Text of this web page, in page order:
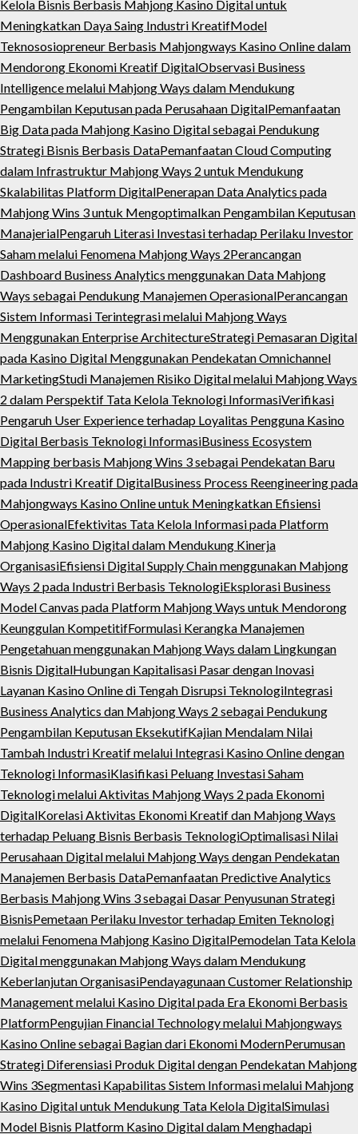
Kelola Bisnis Berbasis Mahjong Kasino Digital untuk
Meningkatkan Daya Saing Industri KreatifModel
Teknososiopreneur Berbasis Mahjongways Kasino Online dalam
Mendorong Ekonomi Kreatif DigitalObservasi Business
Intelligence melalui Mahjong Ways dalam Mendukung
Pengambilan Keputusan pada Perusahaan DigitalPemanfaatan
Big Data pada Mahjong Kasino Digital sebagai Pendukung
Strategi Bisnis Berbasis DataPemanfaatan Cloud Computing
dalam Infrastruktur Mahjong Ways 2 untuk Mendukung
Skalabilitas Platform DigitalPenerapan Data Analytics pada
Mahjong Wins 3 untuk Mengoptimalkan Pengambilan Keputusan
ManajerialPengaruh Literasi Investasi terhadap Perilaku Investor
Saham melalui Fenomena Mahjong Ways 2Perancangan
Dashboard Business Analytics menggunakan Data Mahjong
Ways sebagai Pendukung Manajemen OperasionalPerancangan
Sistem Informasi Terintegrasi melalui Mahjong Ways
Menggunakan Enterprise ArchitectureStrategi Pemasaran Digital
pada Kasino Digital Menggunakan Pendekatan Omnichannel
MarketingStudi Manajemen Risiko Digital melalui Mahjong Ways
2 dalam Perspektif Tata Kelola Teknologi InformasiVerifikasi
Pengaruh User Experience terhadap Loyalitas Pengguna Kasino
Digital Berbasis Teknologi InformasiBusiness Ecosystem
Mapping berbasis Mahjong Wins 3 sebagai Pendekatan Baru
pada Industri Kreatif DigitalBusiness Process Reengineering pada
Mahjongways Kasino Online untuk Meningkatkan Efisiensi
OperasionalEfektivitas Tata Kelola Informasi pada Platform
Mahjong Kasino Digital dalam Mendukung Kinerja
OrganisasiEfisiensi Digital Supply Chain menggunakan Mahjong
Ways 2 pada Industri Berbasis TeknologiEksplorasi Business
Model Canvas pada Platform Mahjong Ways untuk Mendorong
Keunggulan KompetitifFormulasi Kerangka Manajemen
Pengetahuan menggunakan Mahjong Ways dalam Lingkungan
Bisnis DigitalHubungan Kapitalisasi Pasar dengan Inovasi
Layanan Kasino Online di Tengah Disrupsi TeknologiIntegrasi
Business Analytics dan Mahjong Ways 2 sebagai Pendukung
Pengambilan Keputusan EksekutifKajian Mendalam Nilai
Tambah Industri Kreatif melalui Integrasi Kasino Online dengan
Teknologi InformasiKlasifikasi Peluang Investasi Saham
Teknologi melalui Aktivitas Mahjong Ways 2 pada Ekonomi
DigitalKorelasi Aktivitas Ekonomi Kreatif dan Mahjong Ways
terhadap Peluang Bisnis Berbasis TeknologiOptimalisasi Nilai
Perusahaan Digital melalui Mahjong Ways dengan Pendekatan
Manajemen Berbasis DataPemanfaatan Predictive Analytics
Berbasis Mahjong Wins 3 sebagai Dasar Penyusunan Strategi
BisnisPemetaan Perilaku Investor terhadap Emiten Teknologi
melalui Fenomena Mahjong Kasino DigitalPemodelan Tata Kelola
Digital menggunakan Mahjong Ways dalam Mendukung
Keberlanjutan OrganisasiPendayagunaan Customer Relationship
Management melalui Kasino Digital pada Era Ekonomi Berbasis
PlatformPengujian Financial Technology melalui Mahjongways
Kasino Online sebagai Bagian dari Ekonomi ModernPerumusan
Strategi Diferensiasi Produk Digital dengan Pendekatan Mahjong
Wins 3Segmentasi Kapabilitas Sistem Informasi melalui Mahjong
Kasino Digital untuk Mendukung Tata Kelola DigitalSimulasi
Model Bisnis Platform Kasino Digital dalam Menghadapi